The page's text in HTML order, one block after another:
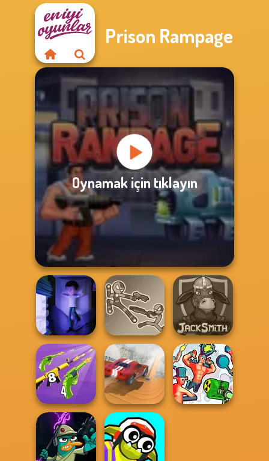
Prison Rampage
Oynamak için tıklayın
Cursed Dreams
Stick Duel: Battle
Hero
Jacksmith
Merge 2048 Gun
Rush
City Driver:
Destroy Car